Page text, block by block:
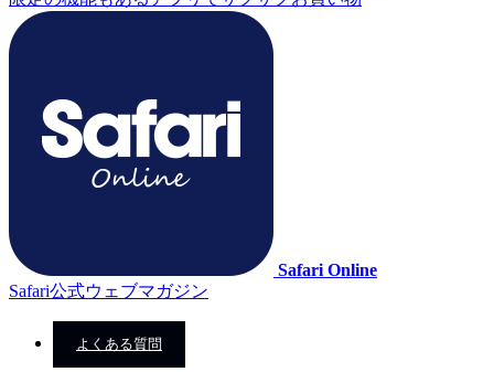
Safari Online
Safari公式ウェブマガジン
よくある質問